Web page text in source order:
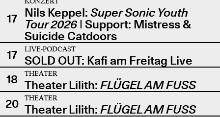
17 Nils Keppel: Super Sonic Youth
Tour 2026| Support: Mistress &
Suicide Catdoors
17
LIVE-PODCAST
SOLD OUT: Kafi am Freitag Live
18
THEATER
Theater Lilith: FLÜGEL AM FUSS
20
THEATER
Theater Lilith: FLÜGEL AM FUSS